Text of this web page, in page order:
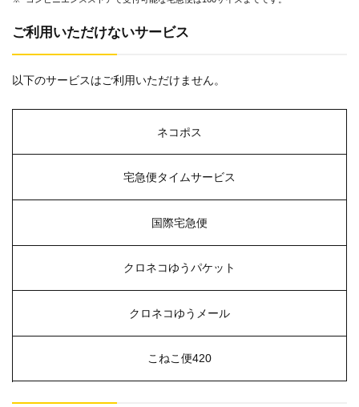
ご利用いただけないサービス
以下のサービスはご利用いただけません。
ネコポス
宅急便タイムサービス
国際宅急便
クロネコゆうパケット
クロネコゆうメール
こねこ便420